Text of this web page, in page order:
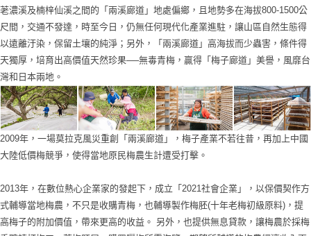
荖濃溪及楠梓仙溪之間的「兩溪廊道」地處偏鄉，且地勢多在海拔800-1500公
尺間，交通不發達，時至今日，仍無任何現代化產業進駐，讓山區自然生態得
以遠離汙染，保留土壤的純淨；另外，「兩溪廊道」高海拔而少蟲害，條件得
天獨厚，培育出高價值天然珍果──無毒青梅，贏得「梅子廊道」美譽，風靡台
灣和日本兩地。
2009年，一場莫拉克風災重創「兩溪廊道」，梅子產業不若往昔，再加上中國
大陸低價梅競爭，使得當地原民梅農生計遭受打擊。
2013年，在數位熱心企業家的發起下，成立「2021社會企業」，以保價契作方
式輔導當地梅農，不只是收購青梅，也輔導製作梅胚(十年老梅初級原料)，提
高梅子的附加價值，帶來更高的收益。 另外，也提供無息貸款，讓梅農於採梅